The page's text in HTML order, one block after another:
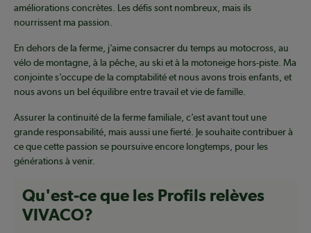
améliorations concrètes. Les défis sont nombreux, mais ils
nourrissent ma passion.
En dehors de la ferme, j’aime consacrer du temps au motocross, au
vélo de montagne, à la pêche, au ski et à la motoneige hors-piste. Ma
conjointe s’occupe de la comptabilité et nous avons trois enfants, et
nous avons un bel équilibre entre travail et vie de famille.
Assurer la continuité de la ferme familiale, c’est avant tout une
grande responsabilité, mais aussi une fierté. Je souhaite contribuer à
ce que cette passion se poursuive encore longtemps, pour les
générations à venir.
Qu'est-ce que les Profils relèves
VIVACO?